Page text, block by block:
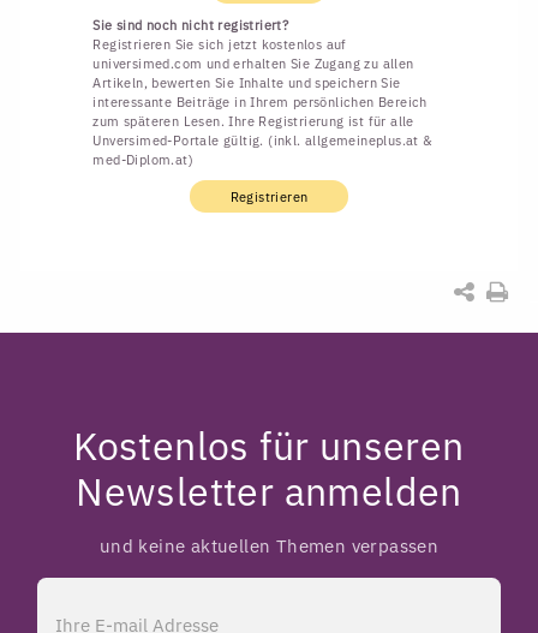
Sie sind noch nicht registriert?
Registrieren Sie sich jetzt kostenlos auf
universimed.com und erhalten Sie Zugang zu allen
Artikeln, bewerten Sie Inhalte und speichern Sie
interessante Beiträge in Ihrem persönlichen Bereich
zum späteren Lesen. Ihre Registrierung ist für alle
Unversimed-Portale gültig. (inkl. allgemeineplus.at &
med-Diplom.at)
Registrieren
Kostenlos für unseren
Newsletter anmelden
und keine aktuellen Themen verpassen